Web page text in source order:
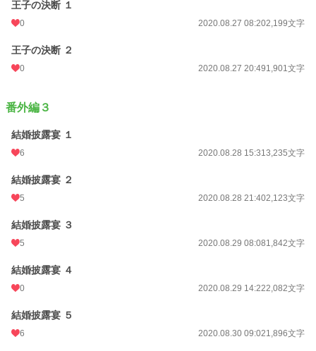
王子の決断 １
0 2020.08.27 08:202,199文字
王子の決断 ２
0 2020.08.27 20:491,901文字
番外編３
結婚披露宴 １
6 2020.08.28 15:313,235文字
結婚披露宴 ２
5 2020.08.28 21:402,123文字
結婚披露宴 ３
5 2020.08.29 08:081,842文字
結婚披露宴 ４
0 2020.08.29 14:222,082文字
結婚披露宴 ５
6 2020.08.30 09:021,896文字